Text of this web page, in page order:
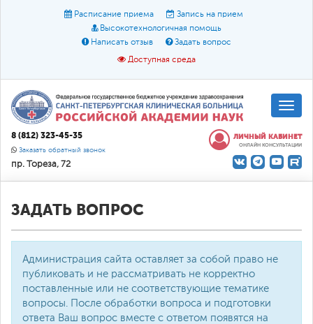
Расписание приема
Запись на прием
Высокотехнологичная помощь
Написать отзыв
Задать вопрос
Доступная среда
Размер шрифта: A A A
Цвет:
О доступной среде
8 (812) 323-45-35
Заказать обратный звонок
пр. Тореза, 72
ЛИЧНЫЙ КАБИНЕТ
ОНЛАЙН КОНСУЛЬТАЦИИ
ЗАДАТЬ ВОПРОС
Администрация сайта оставляет за собой право не
публиковать и не рассматривать не корректно
поставленные или не соответствующие тематике
вопросы. После обработки вопроса и подготовки
ответа Ваш вопрос вместе с ответом появятся на